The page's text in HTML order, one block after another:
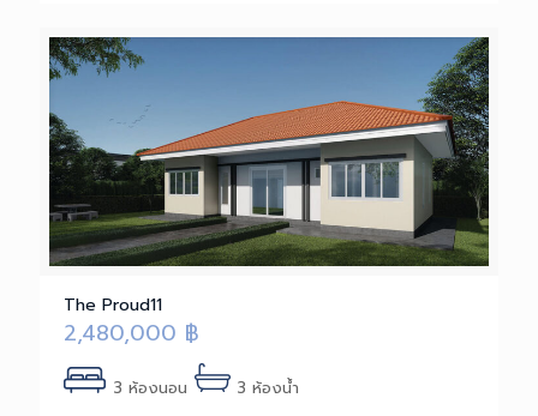
The Proud11
2,480,000 ฿
3 ห้องนอน
3 ห้องน้ำ